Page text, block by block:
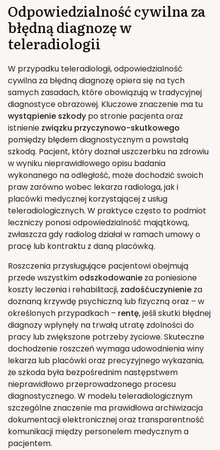
Odpowiedzialność cywilna za
błędną diagnozę w
teleradiologii
W przypadku teleradiologii, odpowiedzialność
cywilna za błędną diagnozę opiera się na tych
samych zasadach, które obowiązują w tradycyjnej
diagnostyce obrazowej. Kluczowe znaczenie ma tu
wystąpienie szkody po stronie pacjenta oraz
istnienie związku przyczynowo-skutkowego
pomiędzy błędem diagnostycznym a powstałą
szkodą. Pacjent, który doznał uszczerbku na zdrowiu
w wyniku nieprawidłowego opisu badania
wykonanego na odległość, może dochodzić swoich
praw zarówno wobec lekarza radiologa, jak i
placówki medycznej korzystającej z usług
teleradiologicznych. W praktyce często to podmiot
leczniczy ponosi odpowiedzialność majątkową,
zwłaszcza gdy radiolog działał w ramach umowy o
pracę lub kontraktu z daną placówką.
Roszczenia przysługujące pacjentowi obejmują
przede wszystkim odszkodowanie za poniesione
koszty leczenia i rehabilitacji, zadośćuczynienie za
doznaną krzywdę psychiczną lub fizyczną oraz – w
określonych przypadkach – rentę, jeśli skutki błędnej
diagnozy wpłynęły na trwałą utratę zdolności do
pracy lub zwiększone potrzeby życiowe. Skuteczne
dochodzenie roszczeń wymaga udowodnienia winy
lekarza lub placówki oraz precyzyjnego wykazania,
że szkoda była bezpośrednim następstwem
nieprawidłowo przeprowadzonego procesu
diagnostycznego. W modelu teleradiologicznym
szczególne znaczenie ma prawidłowa archiwizacja
dokumentacji elektronicznej oraz transparentność
komunikacji między personelem medycznym a
pacjentem.